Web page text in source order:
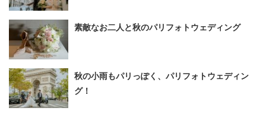
素敵なお二人と秋のパリフォトウェディング
秋の小雨もパリっぽく、パリフォトウェディン
グ！